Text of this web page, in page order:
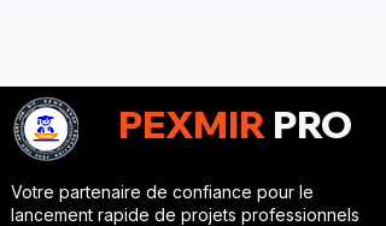
Votre partenaire de confiance pour le
lancement rapide de projets professionnels
PEXMIR PRO